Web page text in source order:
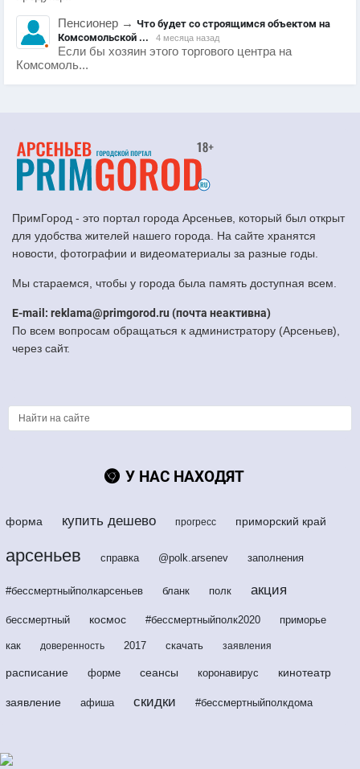
Пенсионер → Что будет со строящимся объектом на
Комсомольской ...
4 месяца назад
Если бы хозяин этого торгового центра на
Комсомоль...
ПримГород - это портал города Арсеньев, который был открыт
для удобства жителей нашего города. На сайте хранятся
новости, фотографии и видеоматериалы за разные годы.
Мы стараемся, чтобы у города была память доступная всем.
E-mail: reklama@primgorod.ru (почта неактивна)
По всем вопросам обращаться к администратору (Арсеньев),
через сайт.
У НАС НАХОДЯТ
форма купить дешево прогресс приморский край
арсеньев справка @polk.arsenev заполнения
#бессмертныйполкарсеньев бланк полк акция
бессмертный космос #бессмертныйполк2020 приморье
как доверенность 2017 скачать заявления
расписание форме сеансы коронавирус кинотеатр
заявление афиша скидки #бессмертныйполкдома